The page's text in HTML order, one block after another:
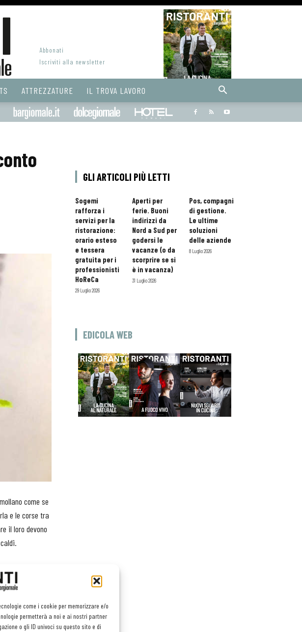
come i cookie per memorizzare e/o
permetterà a noi e ai nostri partner
o gli ID univoci su questo sito e di
Abbonati
Iscriviti alla newsletter
ATTREZZATURE IL TROVA LAVORO
Bargiornale dolcegiornale
come se
e le corse tra
il loro devono
se n’è
Ferrari di via
della presenza
GLI ARTICOLI PIÙ LETTI
Sogemi
rafforza i
servizi per la
ristorazione:
orario esteso
e tessera
gratuita per i
professionisti
HoReCa
29 Luglio 2026
Aperti per
ferie. Buoni
indirizzi da
Nord a Sud per
godersi le
vacanze (o da
scorprire se si
è in vacanza)
31 Luglio 2026
Pos, compagni
di gestione.
Le ultime
soluzioni
delle aziende
8 Luglio 2026
EDICOLA WEB